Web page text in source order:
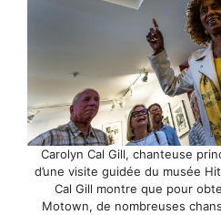
Carolyn Cal Gill, chanteuse
d’une visite guidée du musée
Cal Gill montre que pour
Motown, de nombreuses